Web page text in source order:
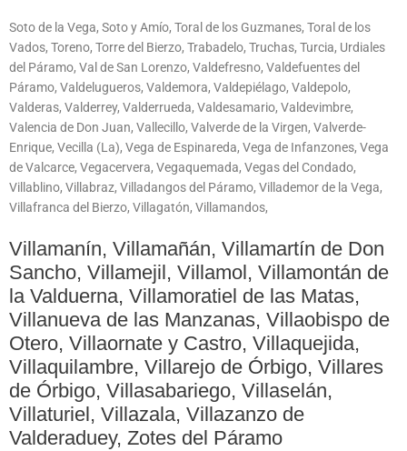
Soto de la Vega, Soto y Amío, Toral de los Guzmanes, Toral de los
Vados, Toreno, Torre del Bierzo, Trabadelo, Truchas, Turcia, Urdiales
del Páramo, Val de San Lorenzo, Valdefresno, Valdefuentes del
Páramo, Valdelugueros, Valdemora, Valdepiélago, Valdepolo,
Valderas, Valderrey, Valderrueda, Valdesamario, Valdevimbre,
Valencia de Don Juan, Vallecillo, Valverde de la Virgen, Valverde-
Enrique, Vecilla (La), Vega de Espinareda, Vega de Infanzones, Vega
de Valcarce, Vegacervera, Vegaquemada, Vegas del Condado,
Villablino, Villabraz, Villadangos del Páramo, Villademor de la Vega,
Villafranca del Bierzo, Villagatón, Villamandos,
Villamanín, Villamañán, Villamartín de Don
Sancho, Villamejil, Villamol, Villamontán de
la Valduerna, Villamoratiel de las Matas,
Villanueva de las Manzanas, Villaobispo de
Otero, Villaornate y Castro, Villaquejida,
Villaquilambre, Villarejo de Órbigo, Villares
de Órbigo, Villasabariego, Villaselán,
Villaturiel, Villazala, Villazanzo de
Valderaduey, Zotes del Páramo